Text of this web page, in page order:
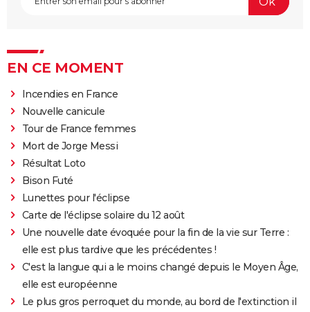
EN CE MOMENT
Incendies en France
Nouvelle canicule
Tour de France femmes
Mort de Jorge Messi
Résultat Loto
Bison Futé
Lunettes pour l'éclipse
Carte de l'éclipse solaire du 12 août
Une nouvelle date évoquée pour la fin de la vie sur Terre :
elle est plus tardive que les précédentes !
C'est la langue qui a le moins changé depuis le Moyen Âge,
elle est européenne
Le plus gros perroquet du monde, au bord de l'extinction il